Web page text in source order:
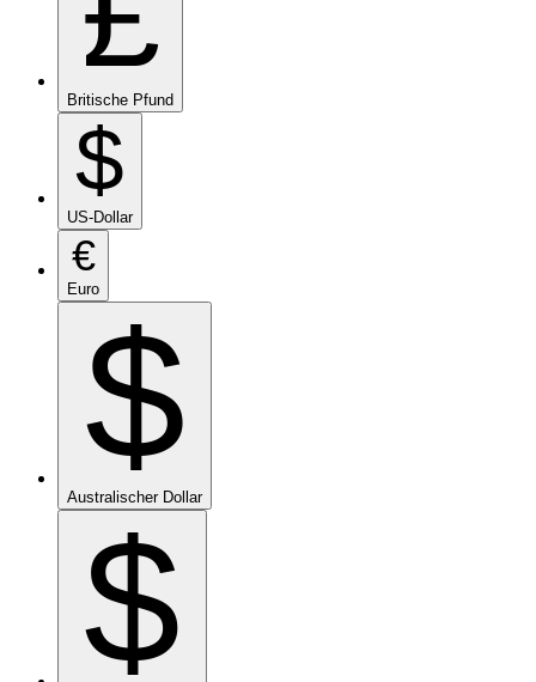
Britische Pfund
$
US-Dollar
€
Euro
$
Australischer Dollar
$